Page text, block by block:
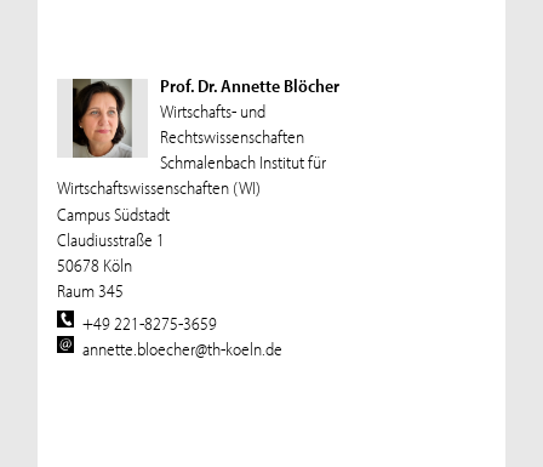
Prof. Dr. Annette Blöcher
Wirtschafts- und
Rechtswissenschaften
Schmalenbach Institut für
Wirtschaftswissenschaften (WI)
Campus Südstadt
Claudiusstraße 1
50678 Köln
Raum 345
+49 221-8275-3659
annette.bloecher@th-koeln.de